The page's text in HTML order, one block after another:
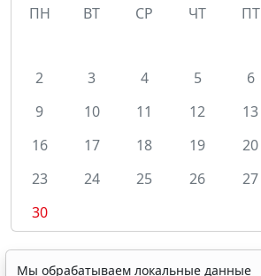
ПН
ВТ СР ЧТ ПТ
2
3 4 5 6
9
10 11 12 13
16
17 18 19 20
23
24 25 26 27
30
Мы обрабатываем локальные данные